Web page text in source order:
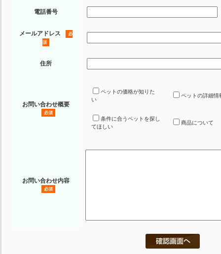
電話番号
メールアドレス
必
須
住所
お問い合わせ概要
必須
ペットの価格が知りた
い
ペットの詳細情
条件に合うペットを探し
てほしい
商品について
お問い合わせ内容
必須